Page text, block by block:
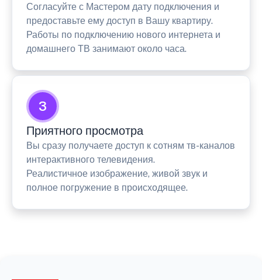
Согласуйте с Мастером дату подключения и
предоставьте ему доступ в Вашу квартиру.
Работы по подключению нового интернета и
домашнего ТВ занимают около часа.
3
Приятного просмотра
Вы сразу получаете доступ к сотням тв-каналов
интерактивного телевидения.
Реалистичное изображение, живой звук и
полное погружение в происходящее.